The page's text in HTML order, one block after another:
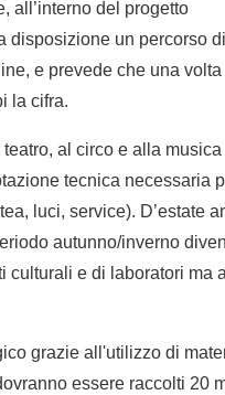
all’interno del progetto
disposizione un percorso di
e prevede che una volta
la cifra.
al circo e alla musica
tecnica necessaria
luci, service). D’estate
autunno/inverno
culturali e di laboratori ma
grazie all'utilizzo di
essere raccolti 20